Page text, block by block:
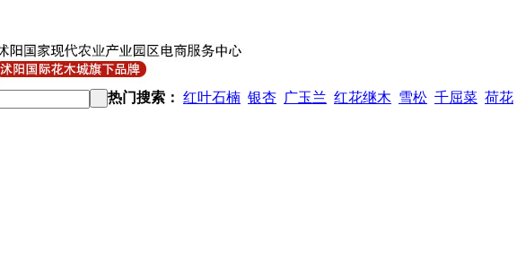
热门搜索： 红叶石楠 银杏 广玉兰 红花继木 雪松 千屈菜 荷花